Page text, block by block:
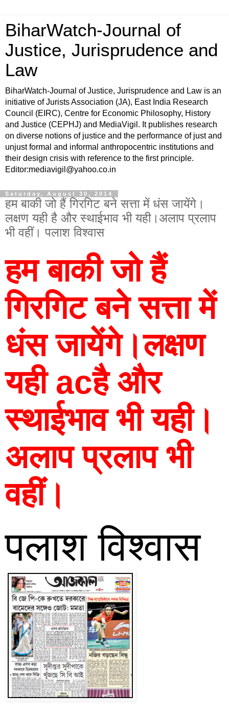
BiharWatch-Journal of
Justice, Jurisprudence and
Law
BiharWatch-Journal of Justice, Jurisprudence and Law is an
initiative of Jurists Association (JA), East India Research
Council (EIRC), Centre for Economic Philosophy, History
and Justice (CEPHJ) and MediaVigil. It publishes research
on diverse notions of justice and the performance of just and
unjust formal and informal anthropocentric institutions and
their design crisis with reference to the first principle.
Editor:mediavigil@yahoo.co.in
Saturday, August 30, 2014
हम बाकी जो हैं गिरगिट बने सत्ता में धंस जायेंगे।
लक्षण यही है और स्थाईभाव भी यही।अलाप प्रलाप
भी वहीं। पलाश विश्वास
हम बाकी जो हैं
गिरगिट बने सत्ता में
धंस जायेंगे।लक्षण
यही acहै और
स्थाईभाव भी यही।
अलाप प्रलाप भी
वहीं।
पलाश विश्वास